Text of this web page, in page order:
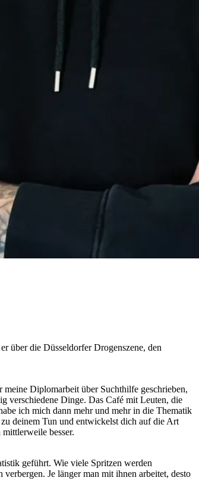
über die Düsseldorfer Drogenszene, den
Diplomarbeit über Suchthilfe geschrieben,
verschiedene Dinge. Das Café mit Leuten, die
ich mich dann mehr und mehr in die Thematik
deinem Tun und entwickelst dich auf die Art
besser.
geführt. Wie viele Spritzen werden
Je länger man mit ihnen arbeitet, desto